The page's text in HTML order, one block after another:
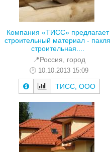
Компания «ТИСС» предлагает
строительный материал - пакля
строительная....
📍Россия, город
10.10.2013 15:09
ТИСС, ООО